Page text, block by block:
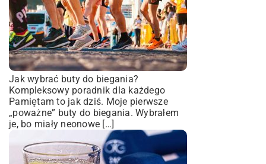
Jak wybrać buty do biegania?
Kompleksowy poradnik dla każdego
Pamiętam to jak dziś. Moje pierwsze
„poważne” buty do biegania. Wybrałem
je, bo miały neonowe […]